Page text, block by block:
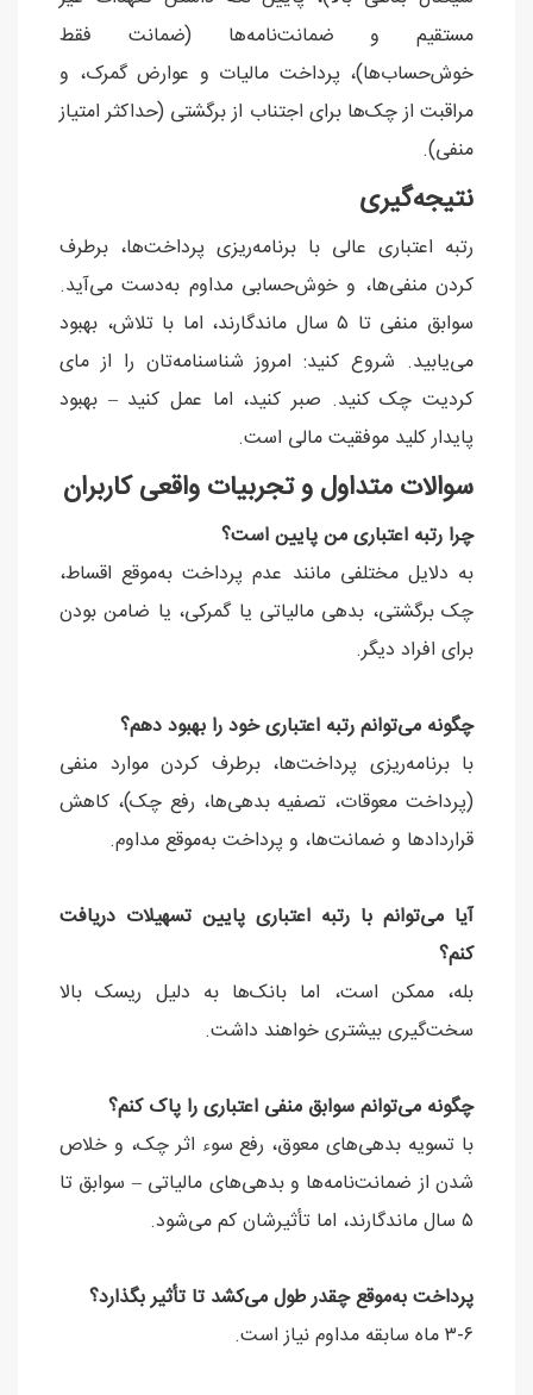
مستقیم و ضمانت‌نامه‌ها (ضمانت فقط
خوش‌حساب‌ها)، پرداخت مالیات و عوارض گمرک، و
مراقبت از چک‌ها برای اجتناب از برگشتی (حداکثر امتیاز
منفی).
نتیجه‌گیری
رتبه اعتباری عالی با برنامه‌ریزی پرداخت‌ها، برطرف
کردن منفی‌ها، و خوش‌حسابی مداوم به‌دست می‌آید.
سوابق منفی تا ۵ سال ماندگارند، اما با تلاش، بهبود
می‌یابید. شروع کنید: امروز شناسنامه‌تان را از مای
کردیت چک کنید. صبر کنید، اما عمل کنید – بهبود
پایدار کلید موفقیت مالی است.
سوالات متداول و تجربیات واقعی کاربران
چرا رتبه اعتباری من پایین است؟
به دلایل مختلفی مانند عدم پرداخت به‌موقع اقساط،
چک برگشتی، بدهی مالیاتی یا گمرکی، یا ضامن بودن
برای افراد دیگر.
چگونه می‌توانم رتبه اعتباری خود را بهبود دهم؟
با برنامه‌ریزی پرداخت‌ها، برطرف کردن موارد منفی
(پرداخت معوقات، تصفیه بدهی‌ها، رفع چک)، کاهش
قراردادها و ضمانت‌ها، و پرداخت به‌موقع مداوم.
آیا می‌توانم با رتبه اعتباری پایین تسهیلات دریافت
کنم؟
بله، ممکن است، اما بانک‌ها به دلیل ریسک بالا
سخت‌گیری بیشتری خواهند داشت.
چگونه می‌توانم سوابق منفی اعتباری را پاک کنم؟
با تسویه بدهی‌های معوق، رفع سوء اثر چک، و خلاص
شدن از ضمانت‌نامه‌ها و بدهی‌های مالیاتی – سوابق تا
۵ سال ماندگارند، اما تأثیرشان کم می‌شود.
پرداخت به‌موقع چقدر طول می‌کشد تا تأثیر بگذارد؟
۳-۶ ماه سابقه مداوم نیاز است.